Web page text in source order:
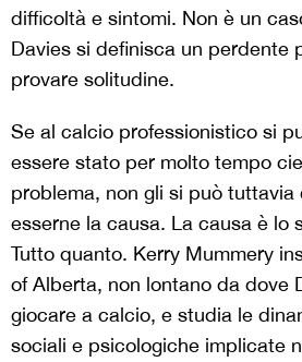
difficoltà e sintomi. Non è un
Davies si definisca un perdente
provare solitudine.
Se al calcio professionistico si
essere stato per molto tempo
problema, non gli si può tuttavia
esserne la causa. La causa è lo
Tutto quanto. Kerry Mummery
of Alberta, non lontano da dove
giocare a calcio, e studia le
sociali e psicologiche implicate